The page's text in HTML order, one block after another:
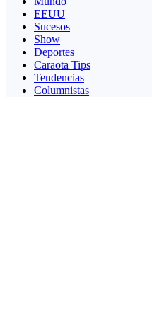
EEUU
Sucesos
Show
Deportes
Caraota Tips
Tendencias
Columnistas